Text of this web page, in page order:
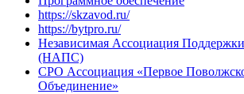
https://skzavod.ru/
https://bytpro.ru/
Независимая Ассоциация
(НАПС)
СРО Ассоциация «Первое
Объединение»